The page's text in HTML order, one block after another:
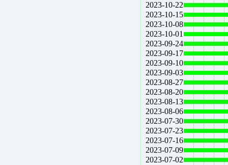
2023-10-22
2023-10-15
2023-10-08
2023-10-01
2023-09-24
2023-09-17
2023-09-10
2023-09-03
2023-08-27
2023-08-20
2023-08-13
2023-08-06
2023-07-30
2023-07-23
2023-07-16
2023-07-09
2023-07-02